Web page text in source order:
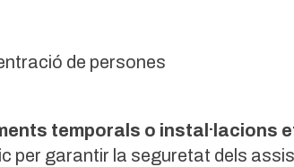
de persones
temporals o instal·lacions
per garantir la seguretat dels